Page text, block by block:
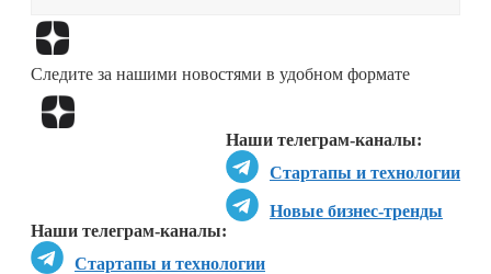
Следите за нашими новостями в удобном формате
Наши телеграм-каналы:
Стартапы и технологии
Новые бизнес-тренды
Наши телеграм-каналы:
Стартапы и технологии